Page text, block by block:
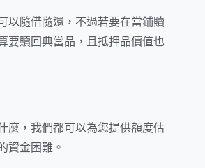
以隨借隨還，不過若要在當鋪贖
要贖回典當品，且抵押品價值也
麼，我們都可以為您提供額度估
資金困難。